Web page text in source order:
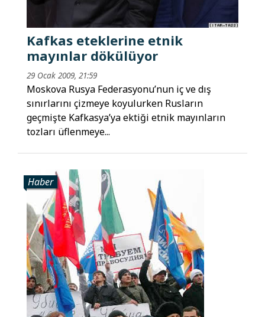
Kafkas eteklerine etnik
mayınlar dökülüyor
29 Ocak 2009, 21:59
Moskova Rusya Federasyonu’nun iç ve dış
sınırlarını çizmeye koyulurken Rusların
geçmişte Kafkasya’ya ektiği etnik mayınların
tozları üflenmeye...
Haber